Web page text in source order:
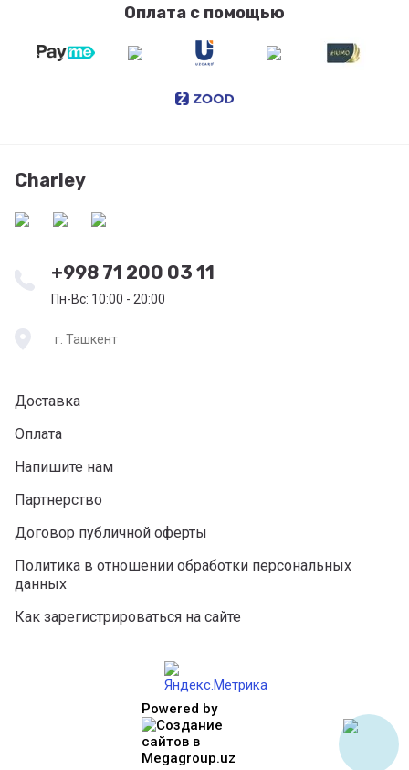
Оплата с помощью
Charley
+998 71 200 03 11
Пн-Вс: 10:00 - 20:00
г. Ташкент
Доставка
Оплата
Напишите нам
Партнерство
Договор публичной оферты
Политика в отношении обработки персональных
данных
Как зарегистрироваться на сайте
Powered by